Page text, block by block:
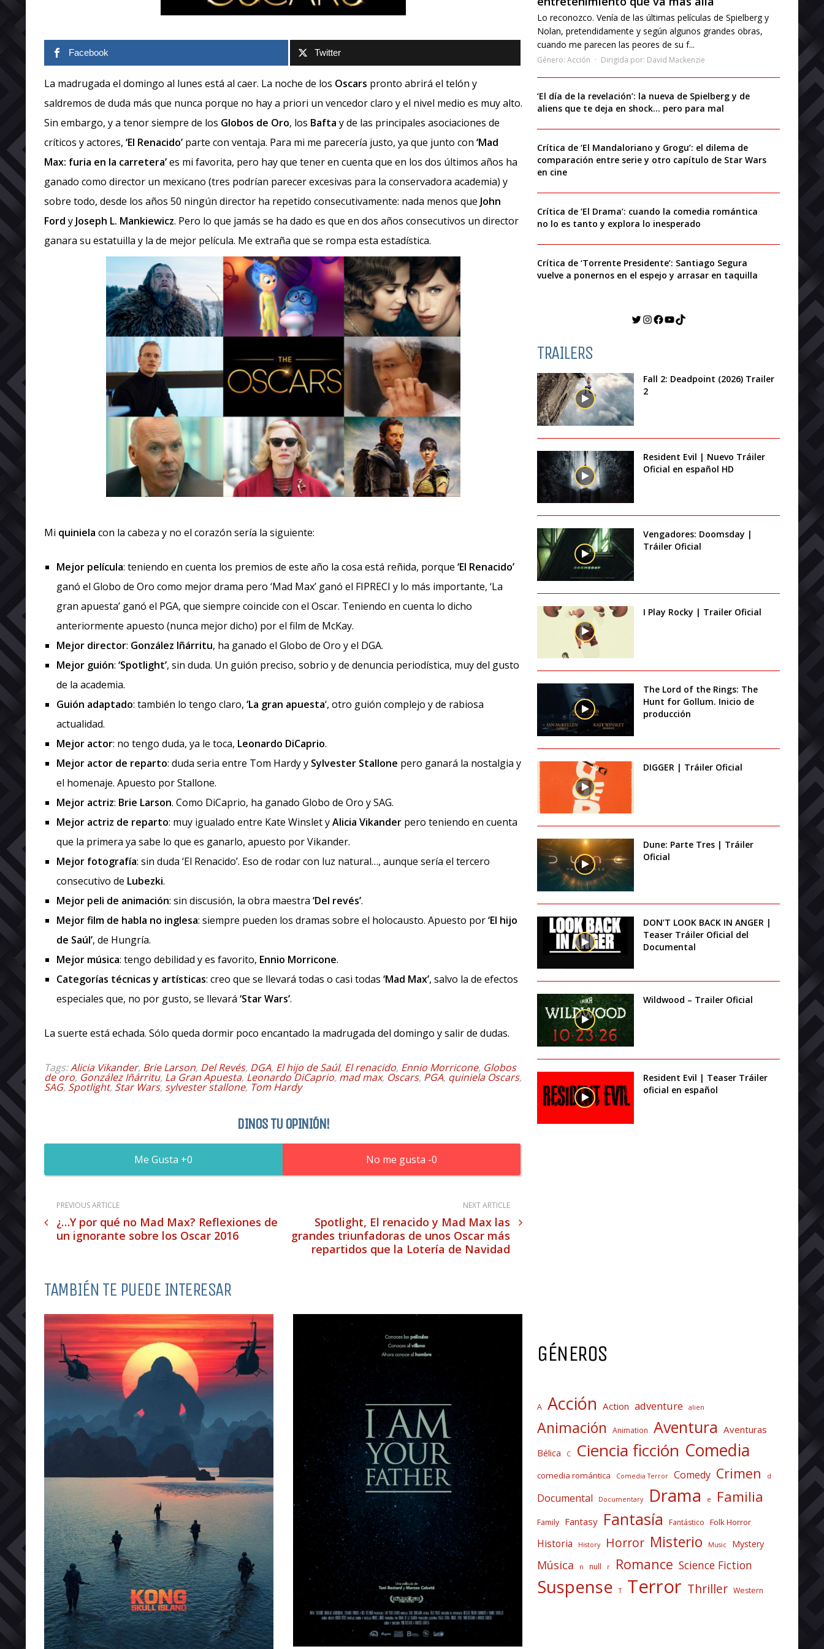
Facebook Twitter
La madrugada el domingo al lunes está al caer. La noche de los Oscars pronto abrirá el telón y
saldremos de duda más que nunca porque no hay a priori un vencedor claro y el nivel medio es muy alto.
Sin embargo, y a tenor siempre de los Globos de Oro, los Bafta y de las principales asociaciones de
críticos y actores, ‘El Renacido’ parte con ventaja. Para mi me parecería justo, ya que junto con ‘Mad
Max: furia en la carretera’es mi favorita, pero hay que tener en cuenta que en los dos últimos años ha
ganado como director un mexicano (tres podrían parecer excesivas para la conservadora academia) y
sobre todo, desde los años 50 ningún director ha repetido consecutivamente: nada menos que John
Ford y Joseph L. Mankiewicz. Pero lo que jamás se ha dado es que en dos años consecutivos un director
ganara su estatuilla y la de mejor película. Me extraña que se rompa esta estadística.
Mi quiniela con la cabeza y no el corazón sería la siguiente:
Mejor película: teniendo en cuenta los premios de este año la cosa está reñida, porque ‘El Renacido’
ganó el Globo de Oro como mejor drama pero ‘Mad Max’ ganó el FIPRECI y lo más importante, ‘La
gran apuesta’ ganó el PGA, que siempre coincide con el Oscar. Teniendo en cuenta lo dicho
anteriormente apuesto (nunca mejor dicho) por el film de McKay.
Mejor director: González Iñárritu, ha ganado el Globo de Oro y el DGA.
Mejor guión: ‘Spotlight’, sin duda. Un guión preciso, sobrio y de denuncia periodística, muy del gusto
de la academia.
Guión adaptado: también lo tengo claro, ‘La gran apuesta‘, otro guión complejo y de rabiosa
actualidad.
Mejor actor: no tengo duda, ya le toca, Leonardo DiCaprio.
Mejor actor de reparto: duda seria entre Tom Hardy y Sylvester Stallone pero ganará la nostalgia y
el homenaje. Apuesto por Stallone.
Mejor actriz: Brie Larson. Como DiCaprio, ha ganado Globo de Oro y SAG.
Mejor actriz de reparto: muy igualado entre Kate Winslet yAlicia Vikander pero teniendo en cuenta
que la primera ya sabe lo que es ganarlo, apuesto por Vikander.
Mejor fotografía: sin duda ‘El Renacido’. Eso de rodar con luz natural…, aunque sería el tercero
consecutivo de Lubezki.
Mejor peli de animación: sin discusión, la obra maestra ‘Del revés’.
Mejor film de habla no inglesa: siempre pueden los dramas sobre el holocausto. Apuesto por‘El hijo
de Saúl’, de Hungría.
Mejor música: tengo debilidad y es favorito, Ennio Morricone.
Categorías técnicas y artísticas: creo que se llevará todas o casi todas ‘Mad Max’, salvo la de efectos
especiales que, no por gusto, se llevará ‘Star Wars’.
La suerte está echada. Sólo queda dormir poco encantado la madrugada del domingo y salir de dudas.
Tags:Alicia Vikander, Brie Larson, Del Revés, DGA, El hijo de Saúl, El renacido, Ennio Morricone, Globos
de oro, González Iñárritu, La Gran Apuesta, Leonardo DiCaprio, mad max, Oscars, PGA, quiniela Oscars,
SAG, Spotlight, Star Wars, sylvester stallone, Tom Hardy
DINOS TU OPINIÓN!
0 0
PREVIOUS ARTICLE
¿…Y por qué no Mad Max? Reflexiones de
un ignorante sobre los Oscar 2016
NEXT ARTICLE
Spotlight, El renacido y Mad Max las
grandes triunfadoras de unos Oscar más
repartidos que la Lotería de Navidad
TAMBIÉN TE PUEDE INTERESAR
Lo reconozco. Venía de las últimas películas de Spielberg y
Nolan, pretendidamente y según algunos grandes obras,
cuando me parecen las peores de su f...
Género: Acción Dirigida por: David Mackenzie
‘El día de la revelación’: la nueva de Spielberg y de
aliens que te deja en shock… pero para mal
Crítica de ‘El Mandaloriano y Grogu’: el dilema de
comparación entre serie y otro capítulo de Star Wars
en cine
Crítica de ‘El Drama’: cuando la comedia romántica
no lo es tanto y explora lo inesperado
Crítica de ‘Torrente Presidente’: Santiago Segura
vuelve a ponernos en el espejo y arrasar en taquilla
Twitter
Instagram
Facebook
YouTube
TikTok
TRAILERS
Fall 2: Deadpoint (2026) Trailer
2
Resident Evil | Nuevo Tráiler
Oficial en español HD
Vengadores: Doomsday |
Tráiler Oficial
I Play Rocky | Trailer Oficial
The Lord of the Rings: The
Hunt for Gollum. Inicio de
producción
DIGGER | Tráiler Oficial
Dune: Parte Tres | Tráiler
Oficial
DON’T LOOK BACK IN ANGER |
Teaser Tráiler Oficial del
Documental
Wildwood – Trailer Oficial
Resident Evil | Teaser Tráiler
oficial en español
GÉNEROS
A Acción Action adventure alien
Animación Animation Aventura Aventuras
Bélica C Ciencia ficción Comedia
comedia romántica Comedia Terror Comedy Crimen d
Documental Documentary Drama e Familia
Family Fantasy Fantasía Fantástico Folk Horror
Historia History Horror Misterio Music Mystery
Música n null r Romance Science Fiction
Suspense T Terror Thriller Western